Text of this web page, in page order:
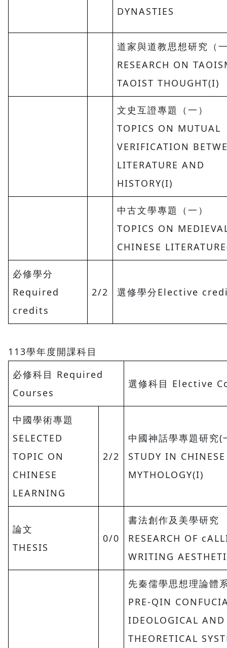
DYNASTIES
道家與道教思想研究（
RESEARCH ON
TAOIST THOUGHT(I)
文史互證專題（一）
TOPICS ON MUTUAL
VERIFICATION
LITERATURE AND
HISTORY(I)
中古文學專題（一）
TOPICS ON
CHINESE
必修學分
Required
credits
2/2 選修學分Elective
113學年度開課科目
必修科目 Required
Courses
選修科目 Elective
中國學術專題
SELECTED
TOPIC ON
CHINESE
LEARNING
2/2
中國神話學專題研究(
STUDY IN CHINESE
MYTHOLOGY(I)
論文
THESIS
0/0
書法創作及美學研究
RESEARCH OF
WRITING
先秦儒學思想理論體
PRE-QIN
IDEOLOGICAL AND
THEORETICAL